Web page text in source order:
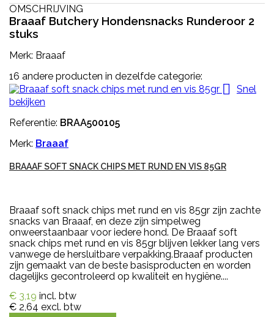
OMSCHRIJVING
Braaaf Butchery Hondensnacks Runderoor 2
stuks
Merk: Braaaf
16 andere producten in dezelfde categorie:

Snel
bekijken
Referentie: BRAA500105
Merk: Braaaf
BRAAAF SOFT SNACK CHIPS MET RUND EN VIS 85GR
Braaaf soft snack chips met rund en vis 85gr zijn zachte
snacks van Braaaf, en deze zijn simpelweg
onweerstaanbaar voor iedere hond. De Braaaf soft
snack chips met rund en vis 85gr blijven lekker lang vers
vanwege de hersluitbare verpakking.Braaaf producten
zijn gemaakt van de beste basisproducten en worden
dagelijks gecontroleerd op kwaliteit en hygiëne....
€ 3,19 incl. btw
€ 2,64 excl. btw